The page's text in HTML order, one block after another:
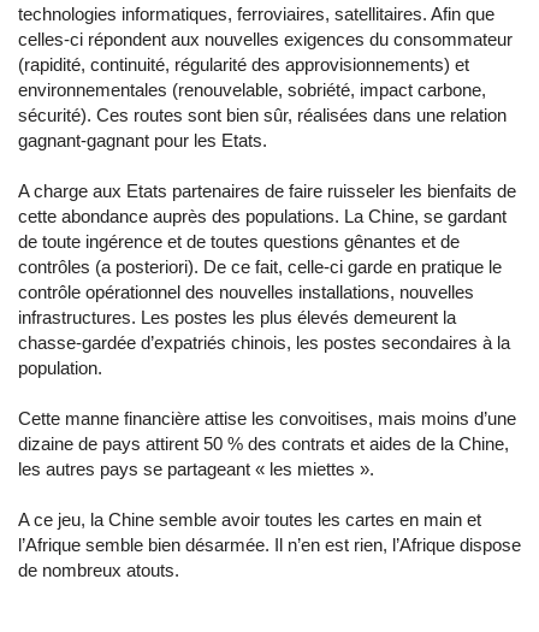
technologies informatiques, ferroviaires, satellitaires. Afin que
celles-ci répondent aux nouvelles exigences du consommateur
(rapidité, continuité, régularité des approvisionnements) et
environnementales (renouvelable, sobriété, impact carbone,
sécurité). Ces routes sont bien sûr, réalisées dans une relation
gagnant-gagnant pour les Etats.
A charge aux Etats partenaires de faire ruisseler les bienfaits de
cette abondance auprès des populations. La Chine, se gardant
de toute ingérence et de toutes questions gênantes et de
contrôles (a posteriori). De ce fait, celle-ci garde en pratique le
contrôle opérationnel des nouvelles installations, nouvelles
infrastructures. Les postes les plus élevés demeurent la
chasse-gardée d’expatriés chinois, les postes secondaires à la
population.
Cette manne financière attise les convoitises, mais moins d’une
dizaine de pays attirent 50 % des contrats et aides de la Chine,
les autres pays se partageant « les miettes ».
A ce jeu, la Chine semble avoir toutes les cartes en main et
l’Afrique semble bien désarmée. Il n’en est rien, l’Afrique dispose
de nombreux atouts.